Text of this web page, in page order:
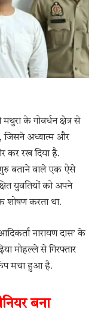
मथुरा के गोवर्धन क्षेत्र से
जिसने अध्यात्म और
कर रख दिया है.
बताने वाले एक ऐसे
युवतियों को अपने
शोषण करता था.
नारायण दास’ के
मोहल्ले से गिरफ्तार
मचा हुआ है.
बना